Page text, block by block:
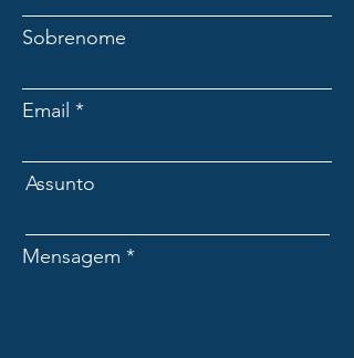
Sobrenome
Email
Assunto
Mensagem